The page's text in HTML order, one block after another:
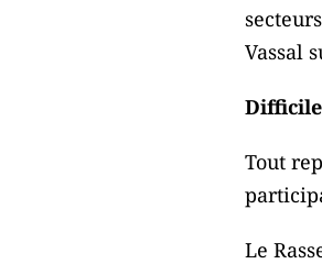
Vassal
Tout
Le